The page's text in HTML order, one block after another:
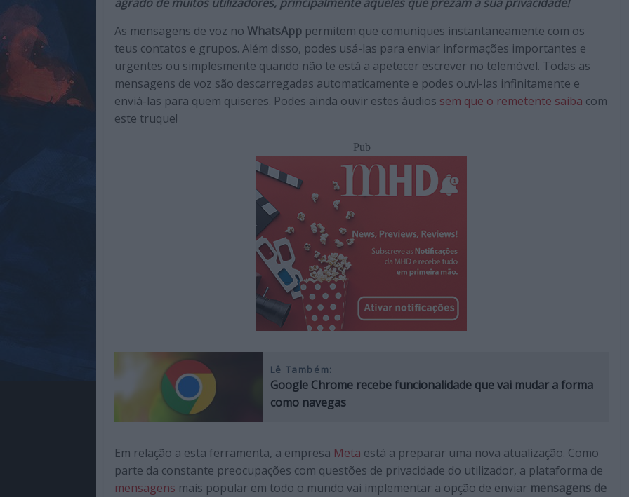
qualidade
com
As mensagens de voz no WhatsApp permitem que comuniques instantaneamente com os
teus contatos e grupos. Além disso, podes usá-las para enviar informações importantes e
urgentes ou simplesmente quando não te está a apetecer escrever no telemóvel. Todas as
mensagens de voz são descarregadas automaticamente e podes ouvi-las infinitamente e
enviá-las para quem quiseres. Podes ainda ouvir estes áudios sem que o remetente saiba com
este truque!
Pub
Lê Também:
Google Chrome recebe funcionalidade que vai mudar a forma
como navegas
Em relação a esta ferramenta, a empresa Meta está a preparar uma nova atualização. Como
parte da constante preocupações com questões de privacidade do utilizador, a plataforma de
mensagens mais popular em todo o mundo vai implementar a opção de enviar mensagens de